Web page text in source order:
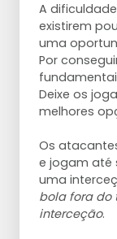
A
existirem
uma
Por
Deixe os
melhores
Os
e jogam até
uma
bola fora do
interceção.